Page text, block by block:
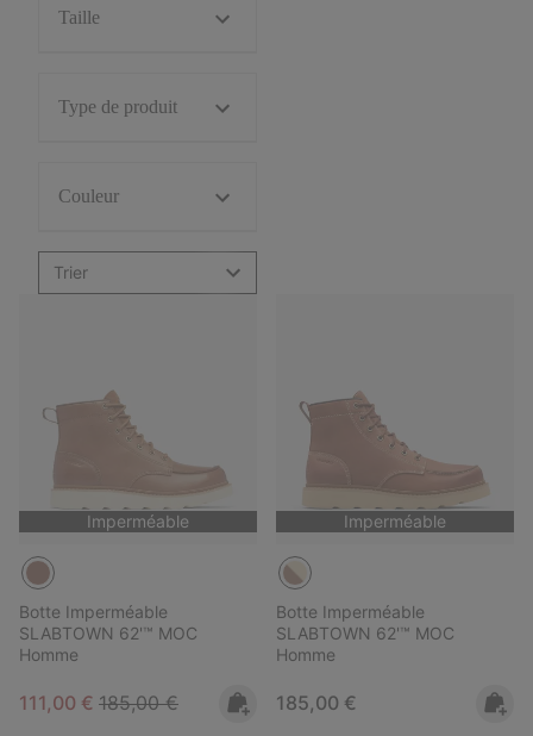
Taille
Type de produit
Couleur
Trier
Imperméable
Botte Imperméable
SLABTOWN 62'™ MOC
Homme
Sale price:
111,00 € Regular price:
185,00 €
Imperméable
Botte Imperméable
SLABTOWN 62'™ MOC
Homme
Regular price:
185,00 €